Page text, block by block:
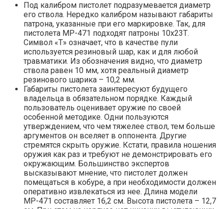
Под калибром пистолет подразумевается диаметр
его ствола. Нередко калибром называют габариты
патрона, указанные при его маркировке. Так, для
пистолета МР-471 подходят патроны 10х23Т.
Символ «Т» означает, что в качестве пули
используется резиновый шар, как и для любой
травматики. Из обозначения видно, что диаметр
ствола равен 10 мм, хотя реальный диаметр
резинового шарика – 10,2 мм.
Габариты пистолета заинтересуют будущего
владельца в обязательном порядке. Каждый
пользователь оценивает оружие по своей
особенной методике. Одни пользуются
утверждением, что чем тяжелее ствол, тем больше
аргументов он вселяет в оппонента. Другие
стремятся скрыть оружие. Кстати, правила ношения
оружия как раз и требуют не демонстрировать его
окружающим. Большинство экспертов
высказывают мнение, что пистолет должен
помещаться в кобуре, а при необходимости должен
оперативно извлекаться из нее. Длина модели
МР-471 составляет 16,2 см. Высота пистолета – 12,7